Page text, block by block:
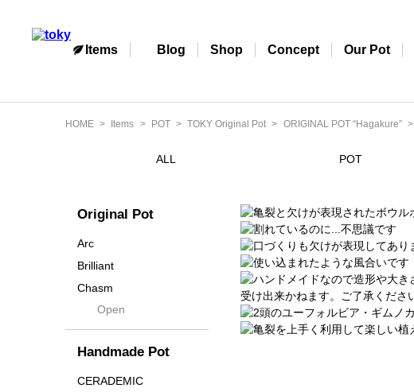
Items Blog Shop Concept Our Pot
HOME Items POT TOKY Original Pot ORIGINAL POT “Hagakure”
ALL POT
Original Pot
Arc
Brilliant
Chasm
Contra
Cream
Crown
Distortion
Open
Handmade Pot
CERADEMIC